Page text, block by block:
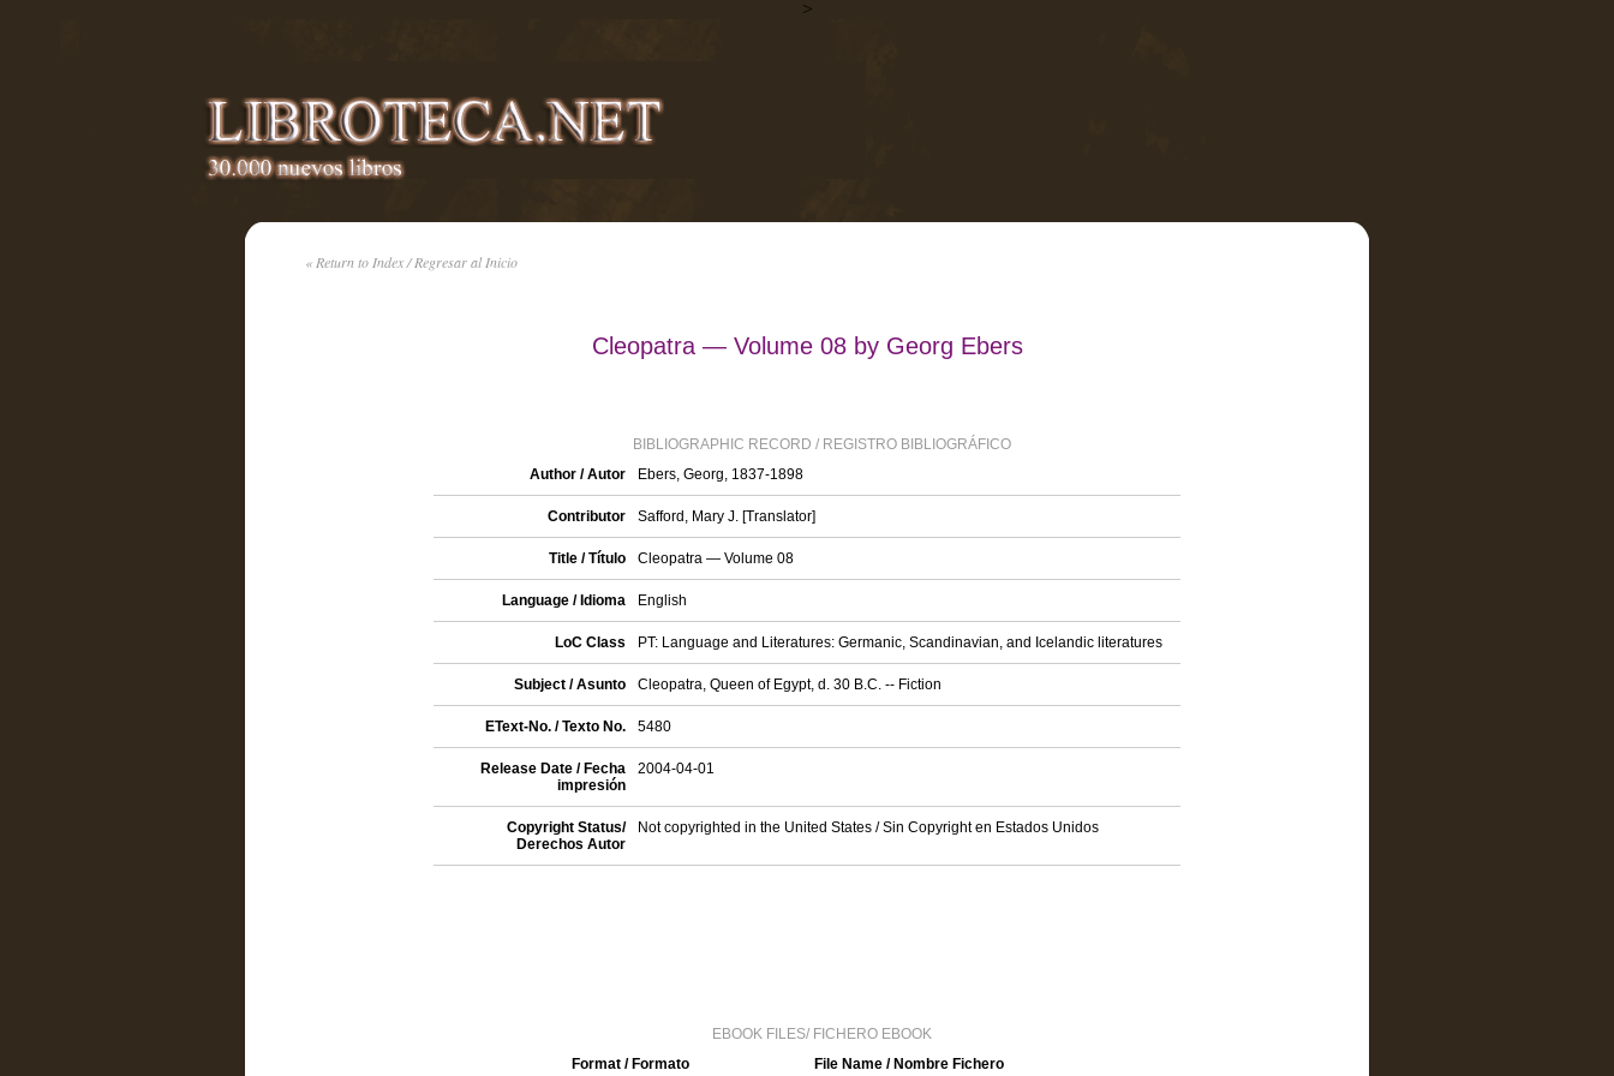
>
« Return to Index / Regresar al Inicio
Cleopatra — Volume 08 by Georg Ebers
BIBLIOGRAPHIC RECORD / REGISTRO BIBLIOGRÁFICO
Author / Autor
Ebers, Georg, 1837-1898
Contributor Safford, Mary J. [Translator]
Title / Título Cleopatra — Volume 08
Language / Idioma English
LoC Class PT: Language and Literatures: Germanic, Scandinavian, and Icelandic literatures
Subject / Asunto Cleopatra, Queen of Egypt, d. 30 B.C. -- Fiction
EText-No. / Texto No. 5480
Release Date / Fecha
impresión
2004-04-01
Copyright Status/
Derechos Autor
Not copyrighted in the United States / Sin Copyright en Estados Unidos
EBOOK FILES/ FICHERO EBOOK
Format / Formato
File Name / Nombre Fichero